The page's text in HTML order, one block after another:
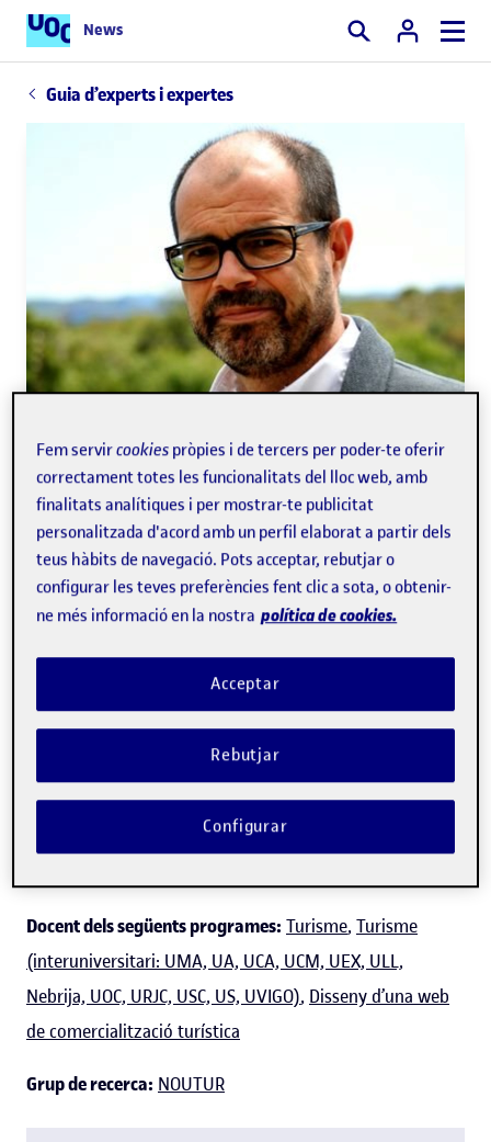
News Cercar
Guia d’experts i expertes
Joan Miquel Gomis López
Estudis d'Economia i Empresa
Turisme
Expert/a en:Comunicació, comercialització i
intermediació d'empreses turístiques, companyies de
Docent dels següents programes: Turisme, Turisme
(interuniversitari: UMA, UA, UCA, UCM, UEX, ULL,
Nebrija, UOC, URJC, USC, US, UVIGO), Disseny d’una web
de comercialització turística
Grup de recerca: NOUTUR
Fem servircookies pròpies i de tercers per poder-te oferir
correctament totes les funcionalitats del lloc web, amb
finalitats analítiques i per mostrar-te publicitat
personalitzada d'acord amb un perfil elaborat a partir dels
teus hàbits de navegació. Pots acceptar, rebutjar o
configurar les teves preferències fent clic a sota, o obtenir-
ne més informació en la nostra política de cookies.
Rebutjar
Acceptar
Configurar